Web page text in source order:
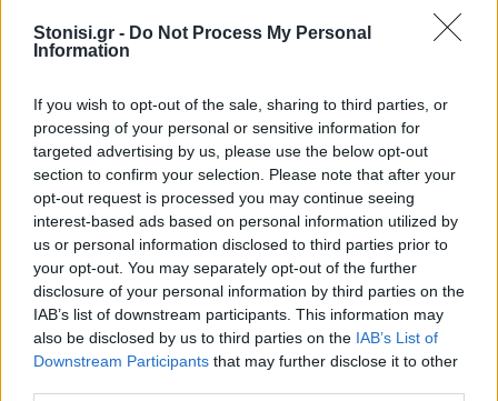
Stonisi.gr - Do Not Process My Personal
Information
If you wish to opt-out of the sale, sharing to third parties, or
processing of your personal or sensitive information for
targeted advertising by us, please use the below opt-out
section to confirm your selection. Please note that after your
opt-out request is processed you may continue seeing
interest-based ads based on personal information utilized by
us or personal information disclosed to third parties prior to
your opt-out. You may separately opt-out of the further
disclosure of your personal information by third parties on the
IAB’s list of downstream participants. This information may
also be disclosed by us to third parties on the IAB’s List of
Downstream Participants that may further disclose it to other
ΧΩΡΙΑ
Παράλληλα, σε βάρος του
επιβλήθηκε διοικητικό πρόστιμο
ύψους 1.804,68 ευρώ
ΧΩΡΙΑ
Τραγωδία στην Πέτρα με νεκρό
άνδρα στην παραλία Καβάκι
Ανασύρθηκε χωρίς τις αισθήσεις
του και μεταφέρθηκε στο Κέντρο
Υγείας Καλλονής, όπου
διαπιστώθηκε ο θάνατός του